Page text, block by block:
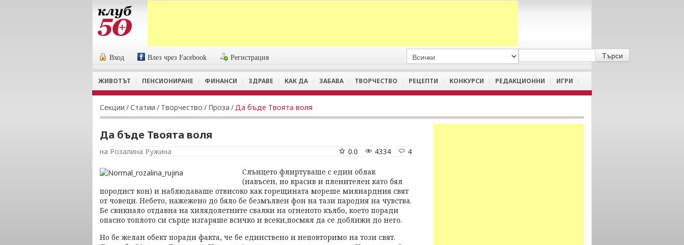
Вход Влез чрез Facebook Регистрация
ЖИВОТЪТ ПЕНСИОНИРАНЕ ФИНАНСИ ЗДРАВЕ КАК ДА ЗАБАВА ТВОРЧЕСТВО РЕЦЕПТИ КОНКУРСИ РЕДАКЦИОННИ ИГРИ
Секции /Статии / Творчество / Проза /Да бъде Твоята воля
Да бъде Твоята воля
на Розалина Ружина 4
4334
0.0
Слънцето флиртуваше с един облак
(навъсен, но красив и пленителен като бял
породист кон) и наблюдаваше отвисоко как горещината мореше милиардния свят
от човеци. Небето, нажежено до бяло бе безмълвен фон на тази пародия на чувства.
Бе свикнало отдавна на хилядолетните свалки на огненото кълбо, което поради
опасно топлото си сърце изгаряше всичко и всеки,посмял да се доближи до него.
Но бе желан обект поради факта, че бе единствено и неповторимо на този свят.